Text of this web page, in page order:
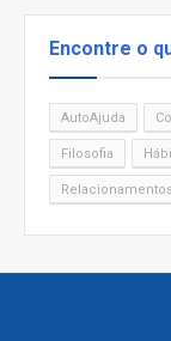
Encontre o
AutoAjuda
Filosofia